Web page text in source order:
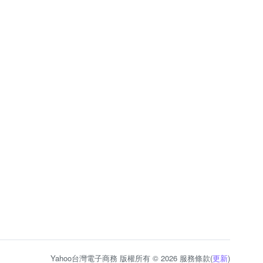
Yahoo台灣電子商務 版權所有 © 2026 服務條款(更新)